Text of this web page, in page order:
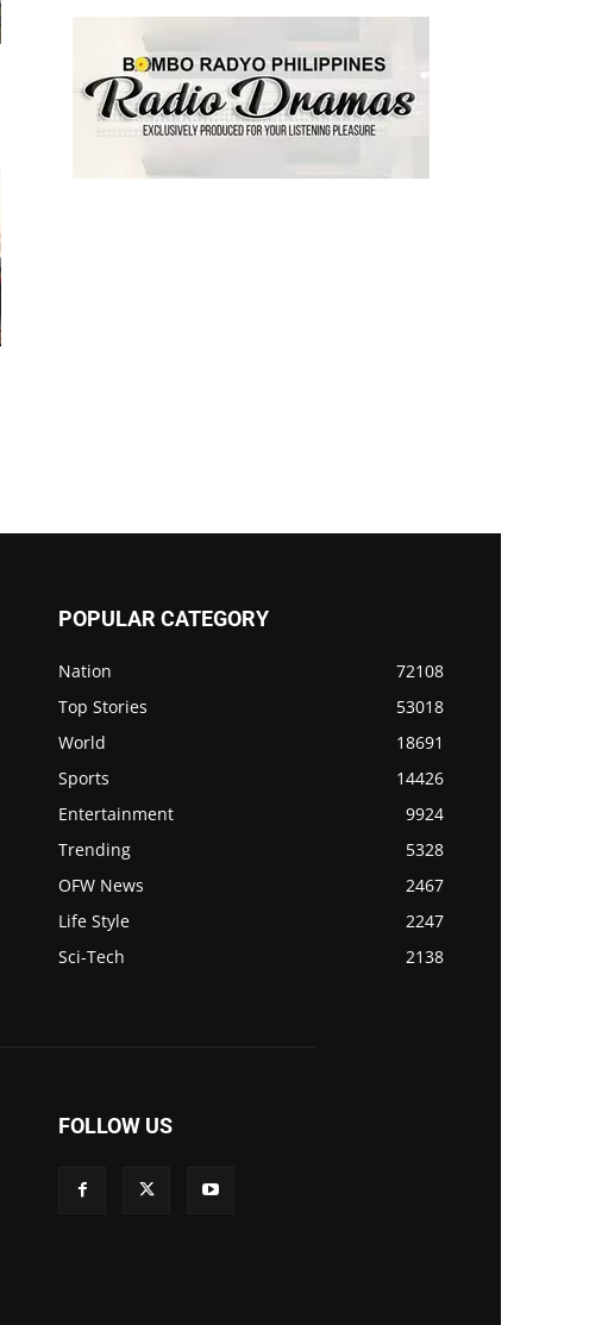
POPULAR CATEGORY
Nation
72108
Top Stories
53018
World
18691
Sports
14426
Entertainment
9924
Trending
5328
OFW News
2467
Life Style
2247
Sci-Tech
2138
FOLLOW US